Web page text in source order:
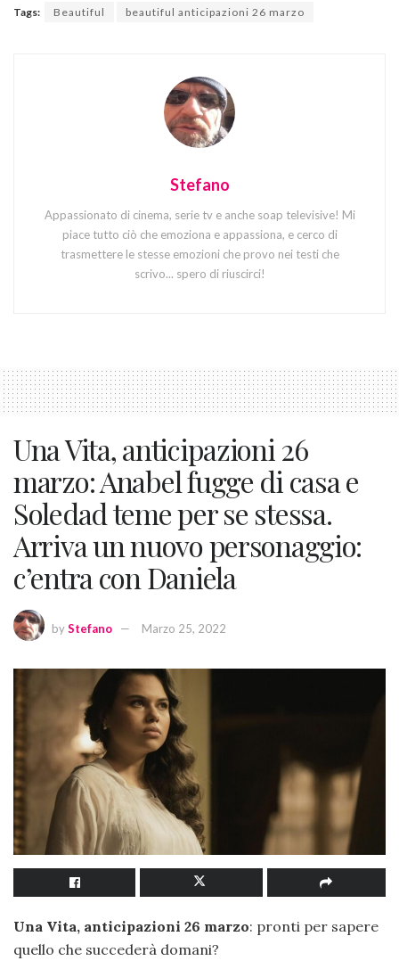
Tags: Beautiful beautiful anticipazioni 26 marzo
Stefano
Appassionato di cinema, serie tv e anche soap televisive! Mi
piace tutto ciò che emoziona e appassiona, e cerco di
trasmettere le stesse emozioni che provo nei testi che
scrivo... spero di riuscirci!
Una Vita, anticipazioni 26
marzo: Anabel fugge di casa e
Soledad teme per se stessa.
Arriva un nuovo personaggio:
c’entra con Daniela
byStefano Marzo 25, 2022
Una Vita, anticipazioni 26 marzo: pronti per sapere
quello che succederà domani?